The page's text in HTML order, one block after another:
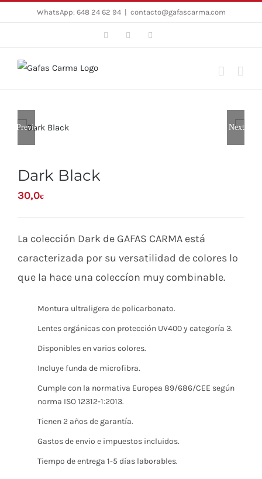
WhatsApp: 648 24 62 94 | contacto@gafascarma.com
FacebookTwitter
Previous Next
Dark Black
30,0€
La colección Dark de GAFAS CARMA está
caracterizada por su versatilidad de colores lo
que la hace una coleccíon muy combinable.
Montura ultraligera de policarbonato.
Lentes orgánicas con protección UV400 y categoría 3.
Disponibles en varios colores.
Incluye funda de microfibra.
Cumple con la normativa Europea 89/686/CEE según
norma ISO 12312-1:2013.
Tienen 2 años de garantía.
Gastos de envio e impuestos incluidos.
Tiempo de entrega 1-5 días laborables.